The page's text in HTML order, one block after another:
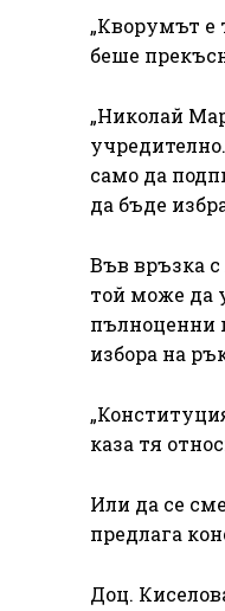
„Кворумът е
беше
„Николай
само да
да бъде
Във връзка с
той може да
пълноценни
избора на
каза тя
Или да се
предлага
Доц.